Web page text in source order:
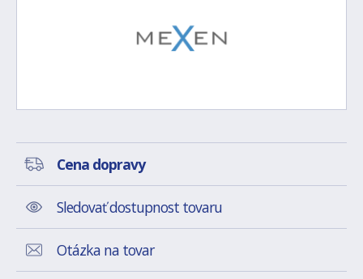
Cena dopravy
Sledovať dostupnost tovaru
Otázka na tovar